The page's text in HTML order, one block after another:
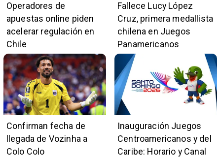
Operadores de
apuestas online piden
acelerar regulación en
Chile
Fallece Lucy López
Cruz, primera medallista
chilena en Juegos
Panamericanos
Confirman fecha de
llegada de Vozinha a
Colo Colo
Inauguración Juegos
Centroamericanos y del
Caribe: Horario y Canal